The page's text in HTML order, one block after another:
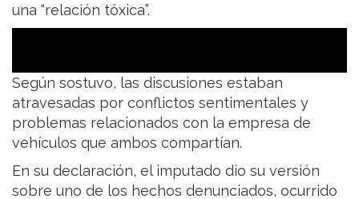
una “relación tóxica”.
Según sostuvo, las discusiones estaban
atravesadas por conflictos sentimentales y
problemas relacionados con la empresa de
vehículos que ambos compartían.
En su declaración, el imputado dio su versión
sobre uno de los hechos denunciados, ocurrido